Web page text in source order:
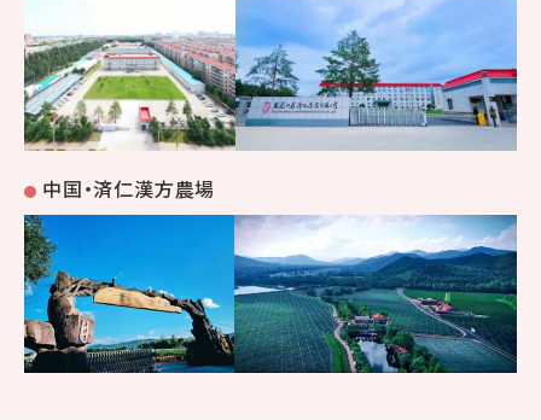
中国・済仁漢方農場